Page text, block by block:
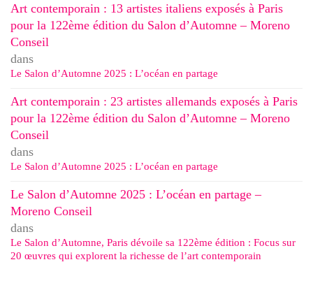
Art contemporain : 13 artistes italiens exposés à Paris
pour la 122ème édition du Salon d’Automne – Moreno
Conseil
dans
Le Salon d’Automne 2025 : L’océan en partage
Art contemporain : 23 artistes allemands exposés à Paris
pour la 122ème édition du Salon d’Automne – Moreno
Conseil
dans
Le Salon d’Automne 2025 : L’océan en partage
Le Salon d’Automne 2025 : L’océan en partage –
Moreno Conseil
dans
Le Salon d’Automne, Paris dévoile sa 122ème édition : Focus sur
20 œuvres qui explorent la richesse de l’art contemporain